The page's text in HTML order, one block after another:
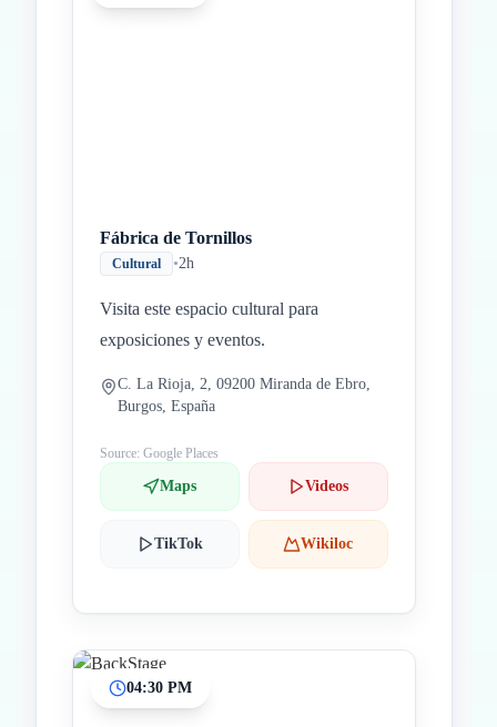
Fábrica de Tornillos
Cultural •2h
Visita este espacio cultural para
exposiciones y eventos.
C. La Rioja, 2, 09200 Miranda de Ebro,
Burgos, España
Source: Google Places
Maps Videos
TikTok Wikiloc
04:30 PM